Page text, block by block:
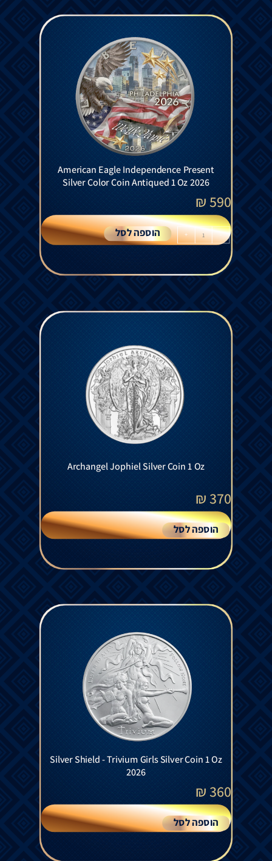
American Eagle Independence Present
Silver Color Coin Antiqued 1 Oz 2026
590
₪
-
+ הוספה לסל
Archangel Jophiel Silver Coin 1 Oz
370
₪
הוספה לסל
Silver Shield - Trivium Girls Silver Coin 1 Oz
2026
360
₪
הוספה לסל